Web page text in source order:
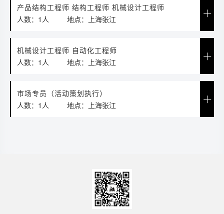
产品结构工程师 结构工程师 机械设计工程师
人数：1人
地点：上海张江
机械设计工程师 自动化工程师
人数：1人
地点：上海张江
市场专员（活动策划执行）
人数：1人
地点：上海张江